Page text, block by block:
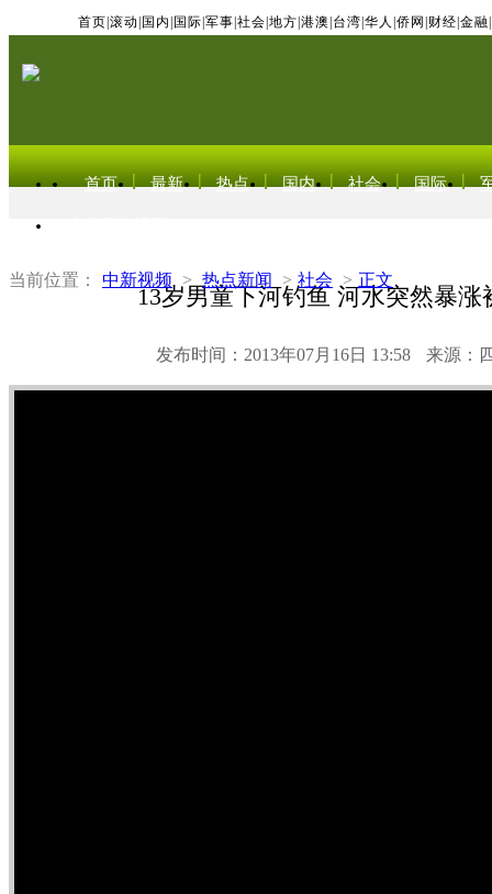
首页 滚动 国内 国际 军事 社会 地方 港澳 台湾 华人 侨网 财经 金融
首页 最新 热点 国内 社会 国际
当前位置： 中新视频 > 热点新闻 > 社会 > 正文
13岁男童下河钓鱼 河水突然暴涨
发布时间：2013年07月16日 13:58 来源：